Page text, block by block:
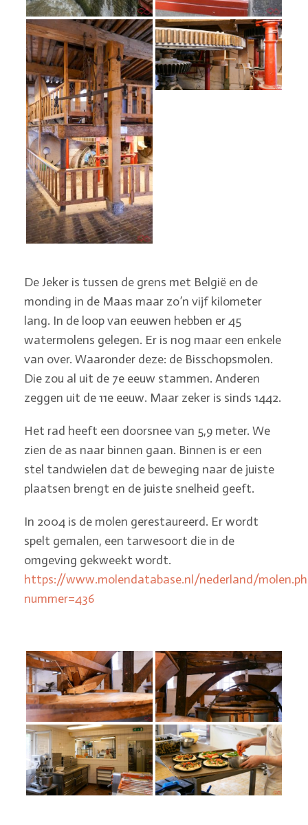
De Jeker is tussen de grens met België en de
monding in de Maas maar zo’n vijf kilometer
lang. In de loop van eeuwen hebben er 45
watermolens gelegen. Er is nog maar een enkele
van over. Waaronder deze: de Bisschopsmolen.
Die zou al uit de 7e eeuw stammen. Anderen
zeggen uit de 11e eeuw. Maar zeker is sinds 1442.
Het rad heeft een doorsnee van 5,9 meter. We
zien de as naar binnen gaan. Binnen is er een
stel tandwielen dat de beweging naar de juiste
plaatsen brengt en de juiste snelheid geeft.
In 2004 is de molen gerestaureerd. Er wordt
spelt gemalen, een tarwesoort die in de
omgeving gekweekt wordt.
https://www.molendatabase.nl/nederland/
nummer=436